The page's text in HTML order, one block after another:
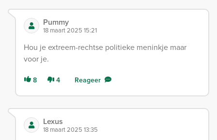
Pummy
18 maart 2025 15:21
Hou je extreem-rechtse politieke meninkje maar
voor je.
8 4 Reageer
Lexus
18 maart 2025 13:35